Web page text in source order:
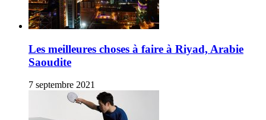
Les meilleures choses à faire à Riyad, Arabie
Saoudite
7 septembre 2021